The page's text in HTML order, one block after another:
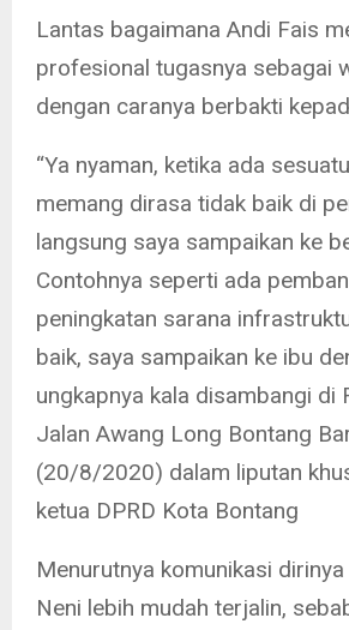
Lantas bagaimana Andi Fais
profesional tugasnya sebagai
dengan caranya berbakti
“Ya nyaman, ketika ada
memang dirasa tidak baik di
langsung saya sampaikan ke
Contohnya seperti ada
peningkatan sarana
baik, saya sampaikan ke ibu
ungkapnya kala disambangi di
Jalan Awang Long Bontang
(20/8/2020) dalam liputan
ketua DPRD Kota Bontang
Menurutnya komunikasi
Neni lebih mudah terjalin,